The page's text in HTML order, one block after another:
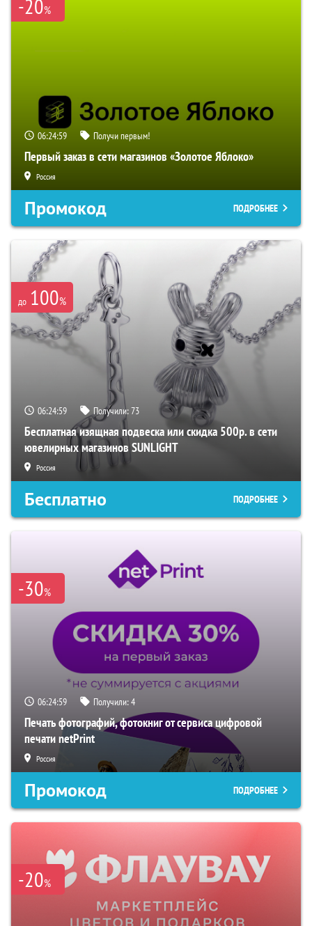
-20%
06:24:58 Получи первым!
Первый заказ в сети магазинов «Золотое Яблоко»
Россия
Промокод ПОДРОБНЕЕ
до 100%
06:24:58 Получили:73
Бесплатная изящная подвеска или скидка 500р. в сети
ювелирных магазинов SUNLIGHT
Россия
Бесплатно ПОДРОБНЕЕ
-30%
06:24:58 Получили:4
Печать фотографий, фотокниг от сервиса цифровой
печати netPrint
Россия
Промокод ПОДРОБНЕЕ
-20%